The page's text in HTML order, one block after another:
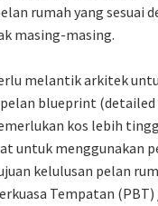
rumah yang sesuai
masing-masing.
melantik arkitek
blueprint (detailed
kos lebih
untuk menggunakan
kelulusan pelan
Tempatan (PBT)